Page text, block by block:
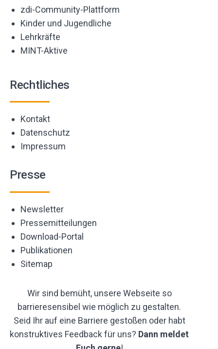
zdi-Community-Plattform
Kinder und Jugendliche
Lehrkräfte
MINT-Aktive
Rechtliches
Kontakt
Datenschutz
Impressum
Presse
Newsletter
Pressemitteilungen
Download-Portal
Publikationen
Sitemap
Wir sind bemüht, unsere Webseite so
barrieresensibel wie möglich zu gestalten.
Seid Ihr auf eine Barriere gestoßen oder habt
konstruktives Feedback für uns? Dann meldet